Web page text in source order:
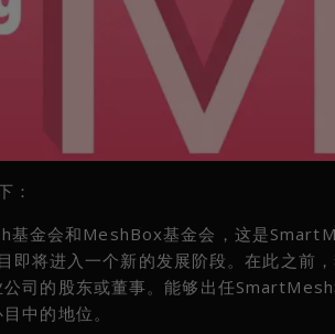
：
金会和MeshBox基金会，这是
将进入一个新的发展阶段。在此之前
司的股东或董事。能够出任
中的地位。